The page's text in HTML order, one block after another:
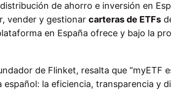
de ahorro e inversión en
vender y gestionar carteras de ETFs
en España ofrece y bajo la
de Flinket, resalta que “myETF
la eficiencia, transparencia y